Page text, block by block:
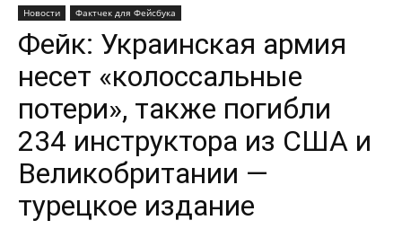
Новости Фактчек для Фейсбука
Фейк: Украинская армия
несет «колоссальные
потери», также погибли
234 инструктора из США и
Великобритании —
турецкое издание